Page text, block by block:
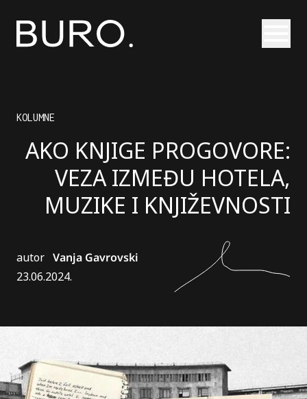
KOLUMNE
AKO KNJIGE PROGOVORE:
VEZA IZMEĐU HOTELA,
MUZIKE I KNJIŽEVNOSTI
autor Vanja Gavrovski
23.06.2024.